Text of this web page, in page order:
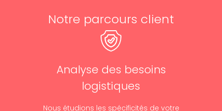
Notre parcours client
Analyse des besoins
logistiques
Nous étudions les spécificités de votre